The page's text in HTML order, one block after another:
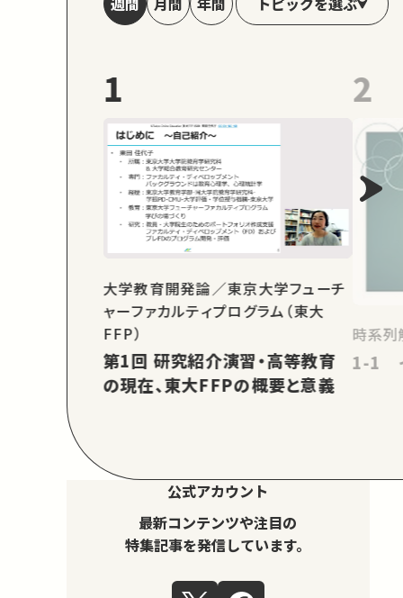
1
大学教育開発論／東京大学フューチ
ャーファカルティプログラム（東大
FFP）
第1回 研究紹介演習・高等教育
の現在、東大FFPの概要と意義
2
時系列
1-1
公式アカウント
最新コンテンツや注目の
特集記事を発信しています。